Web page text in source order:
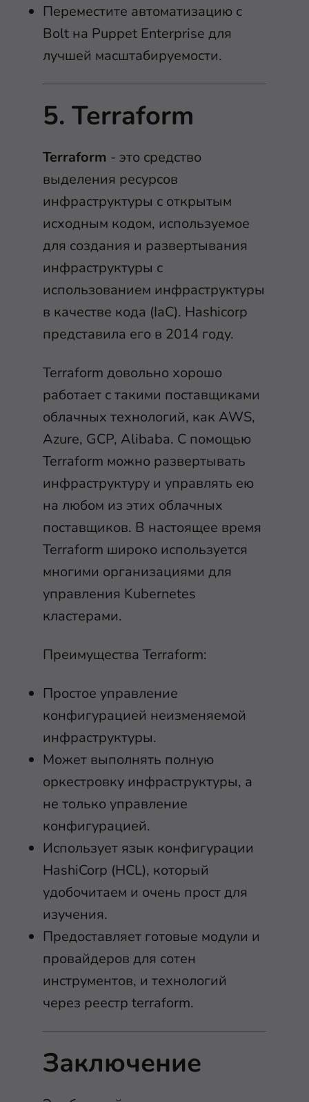
Переместите автоматизацию с
Bolt на Puppet Enterprise для
лучшей масштабируемости.
5. Terraform
Terraform - это средство
выделения ресурсов
инфраструктуры с открытым
исходным кодом, используемое
для создания и развертывания
инфраструктуры с
использованием инфраструктуры
в качестве кода (IaC). Hashicorp
представила его в 2014 году.
Terraform довольно хорошо
работает с такими поставщиками
облачных технологий, как AWS,
Azure, GCP, Alibaba. С помощью
Terraform можно развертывать
инфраструктуру и управлять ею
на любом из этих облачных
поставщиков. В настоящее время
Terraform широко используется
многими организациями для
управления Kubernetes
кластерами.
Преимущества Terraform:
Простое управление
конфигурацией неизменяемой
инфраструктуры.
Может выполнять полную
оркестровку инфраструктуры, а
не только управление
конфигурацией.
Использует язык конфигурации
HashiCorp (HCL), который
удобочитаем и очень прост для
изучения.
Предоставляет готовые модули и
провайдеров для сотен
инструментов, и технологий
через реестр terraform.
Заключение